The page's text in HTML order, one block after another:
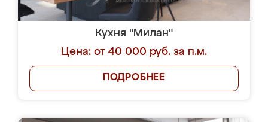
Кухня "Милан"
Цена: от 40 000 руб. за п.м.
ПОДРОБНЕЕ